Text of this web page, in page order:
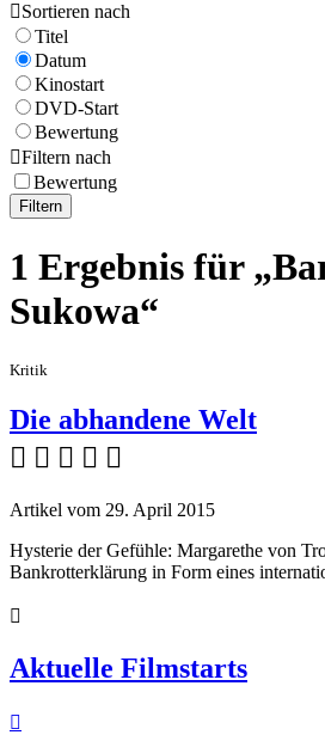
Sortieren nach
Titel
Datum
Kinostart
DVD-Start
Bewertung
Filtern nach
Bewertung
Filtern
1 Ergebnis für
Sukowa“
Kritik
Die abhandene Welt
    
Artikel vom 29. April 2015
Hysterie der Gefühle: Margarethe von
Bankrotterklärung in Form eines

Aktuelle Filmstarts
